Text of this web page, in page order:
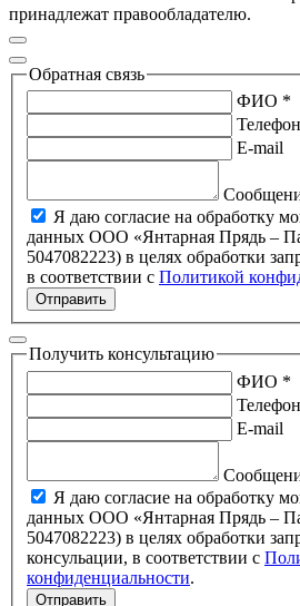
принадлежат правообладателю.
Обратная связь
ФИО *
E-mail
Я даю согласие на обработку
данных ООО «Янтарная Прядь –
5047082223) в целях обработки запроса и обратной связи,
в соответствии с Политикой
Отправить
Получить консультацию
ФИО *
E-mail
Я даю согласие на обработку
данных ООО «Янтарная Прядь –
5047082223) в целях обработки запроса и полченя
консульации, в соответствии с
конфиденциальности.
Отправить